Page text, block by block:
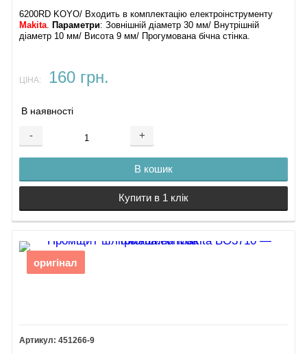
6200RD KOYO/ Входить в комплектацію електроінструменту
Makita
Параметри: Зовнішній діаметр 30 мм/ Внутрішній
діаметр 10 мм/ Висота 9 мм/ Прогумована бічна стінка.
ЦІНА: 160 грн.
В наявності
- +
В кошик
Купити в 1 клік
оригінал
451266-9